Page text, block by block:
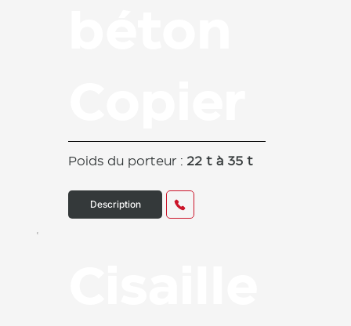
Poids du porteur : 22 t à 35 t
Description